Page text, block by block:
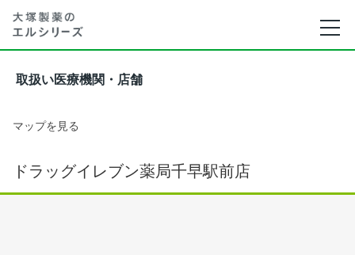
取扱い医療機関・店舗
マップを見る
ドラッグイレブン薬局千早駅前店